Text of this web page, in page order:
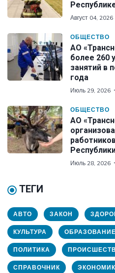
Август 04, 2026
ОБЩЕСТВО
АО
более 260
занятий в
года
Июль 29, 2026
ОБЩЕСТВО
АО
Июль 28, 2026
ТЕГИ
АВТО ЗАКОН
КУЛЬТУРА ОБРАЗОВАНИЕ
ПОЛИТИКА
СПРАВОЧНИК